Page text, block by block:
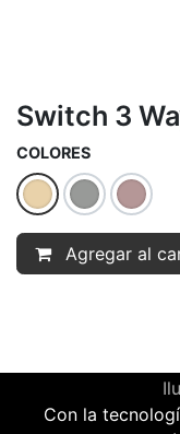
Switch 3
COLORES
Agregar al
Con la